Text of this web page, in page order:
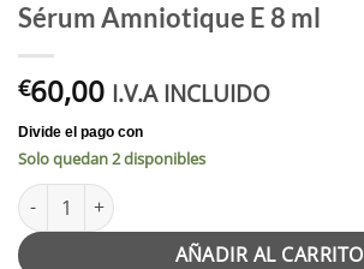
Sérum Amniotique E 8 ml
€60,00 I.V.A INCLUIDO
Solo quedan 2 disponibles
Sérum Amniotique E 8 ml cantidad
AÑADIR AL CARRITO